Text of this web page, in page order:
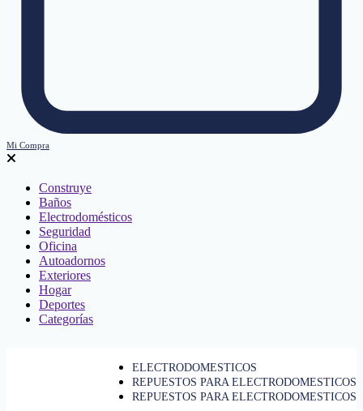
Mi Compra
Construye
Baños
Electrodomésticos
Seguridad
Oficina
Autoadornos
Exteriores
Hogar
Deportes
Categorías
ELECTRODOMESTICOS
REPUESTOS PARA ELECTRODOMESTICOS
REPUESTOS PARA ELECTRODOMESTICOS